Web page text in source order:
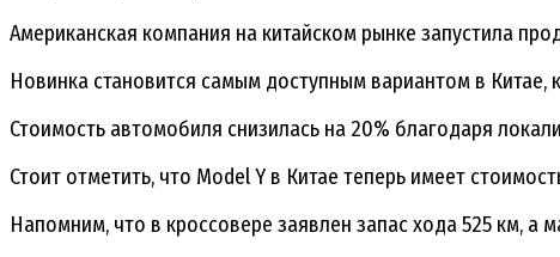
Американская компания на китайском рынке запустила
Новинка становится самым доступным вариантом в
Стоимость автомобиля снизилась на 20% благодаря
Стоит отметить, что Model Y в Китае теперь имеет
Напомним, что в кроссовере заявлен запас хода 525 км, а